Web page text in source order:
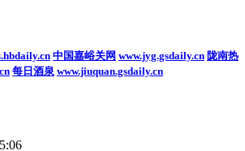
中国嘉峪关网 www.jyg.gsdaily.cn 陇南热
每日酒泉 www.jiuquan.gsdaily.cn